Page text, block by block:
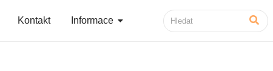
Kontakt Informace